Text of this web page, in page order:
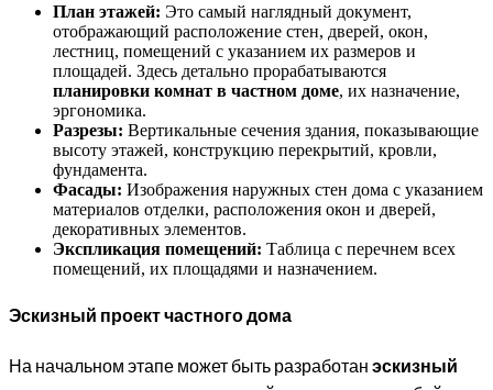
План этажей: Это самый наглядный документ,
отображающий расположение стен, дверей, окон,
лестниц, помещений с указанием их размеров и
площадей. Здесь детально прорабатываются
планировки комнат в частном доме, их назначение,
эргономика.
Разрезы: Вертикальные сечения здания, показывающие
высоту этажей, конструкцию перекрытий, кровли,
фундамента.
Фасады: Изображения наружных стен дома с указанием
материалов отделки, расположения окон и дверей,
декоративных элементов.
Экспликация помещений: Таблица с перечнем всех
помещений, их площадями и назначением.
Эскизный проект частного дома
На начальном этапе может быть разработан эскизный